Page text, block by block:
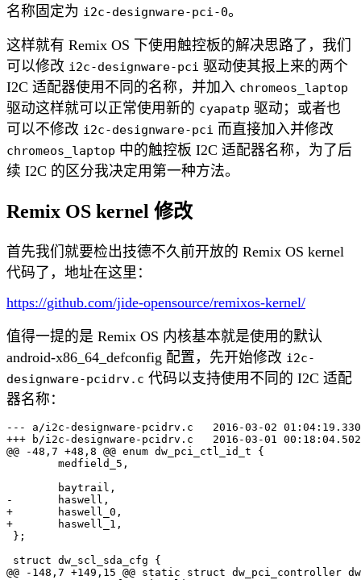
名称固定为 i2c-designware-pci-0。
这样就有 Remix OS 下使用触控板的解决思路了，我们
可以修改 i2c-designware-pci 驱动使其报上来的两个
I2C 适配器使用不同的名称，并加入 chromeos_laptop
驱动这样就可以正常使用新的 cyapatp 驱动；或者也
可以不修改 i2c-designware-pci 而直接加入并修改
chromeos_laptop 中的触控板 I2C 适配器名称，为了后
续 I2C 的区分我决定用第一种方法。
Remix OS kernel 修改
首先我们就要检出技德不久前开放的 Remix OS kernel
代码了，地址在这里：
https://github.com/jide-opensource/remixos-kernel/
值得一提的是 Remix OS 内核基本就是使用的默认
android-x86_64_defconfig 配置，先开始修改 i2c-
designware-pcidrv.c 代码以支持使用不同的 I2C 适配
器名称：
--- a/i2c-designware-pcidrv.c	2016-03-02 01:04:19.330843871 +0800
+++ b/i2c-designware-pcidrv.c	2016-03-01 00:18:04.502977140 +0800
@@ -48,7 +48,8 @@ enum dw_pci_ctl_id_t {
-	haswell,
+	haswell_0,
+	haswell_1,
};
struct dw_scl_sda_cfg {
@@ -148,7 +149,15 @@ static struct dw_pci_controller